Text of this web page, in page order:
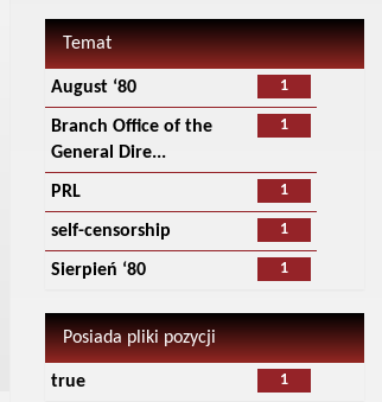
Temat
1
August ‘80
1
Branch Office of the
General Dire...
1
PRL
1
self-censorship
1
Sierpień ‘80
Posiada pliki pozycji
1
true